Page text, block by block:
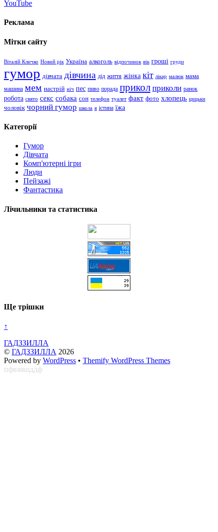
YouTube
Реклама
Мітки сайту
Віталій Кличко Новий рік Україна алкоголь відпочинок вік гроші груди
гумор дівчата дівчина дід життя жінка кіт лікар малюк мама
машина мем настрій ніч пес пиво порада прикол приколи ранок
робота свято секс собака сон телефон туалет факт фото хлопець цицьки
чоловік чорний гумор школа я істина їжа
Категорії
Гумор
Дівчата
Комп'ютерні ігри
Люди
Пейзажі
Фантастика
Лічильники та статистика
Ще трішки
↑
ГАДЗЗИЛЛА
© ГАДЗЗИЛЛА 2026
Powered by WordPress • Themify WordPress Themes
пфвяяшддф